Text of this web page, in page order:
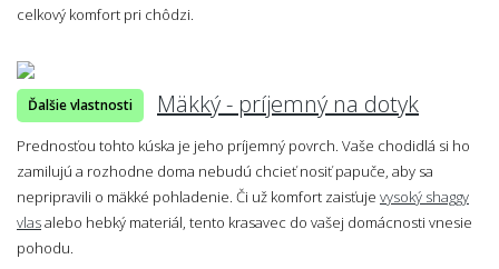
celkový komfort pri chôdzi.
Ďalšie vlastnosti Mäkký - príjemný na dotyk
Prednosťou tohto kúska je jeho príjemný povrch. Vaše chodidlá si ho
zamilujú a rozhodne doma nebudú chcieť nosiť papuče, aby sa
nepripravili o mäkké pohladenie. Či už komfort zaisťuje vysoký shaggy
vlasalebo hebký materiál, tento krasavec do vašej domácnosti vnesie
pohodu.